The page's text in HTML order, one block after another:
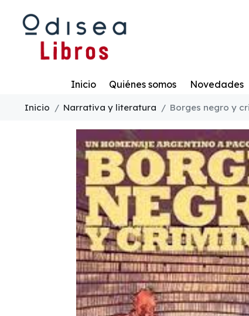
Inicio Quiénes somos Novedades
Inicio Narrativa y literatura Borges negro y